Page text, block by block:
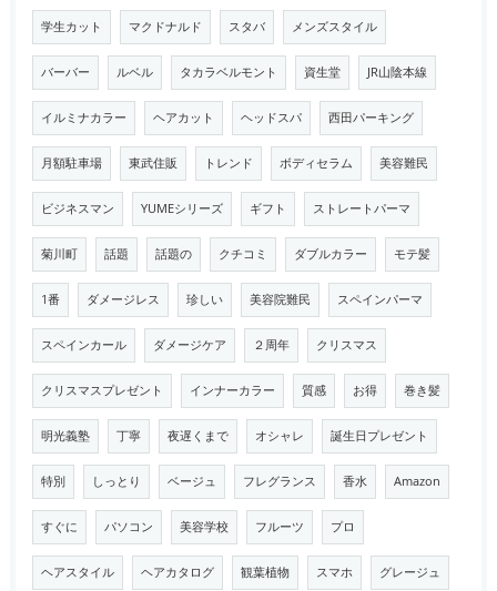
学生カット マクドナルド スタバ メンズスタイル
バーバー ルベル タカラベルモント 資生堂 JR山陰本線
イルミナカラー ヘアカット ヘッドスパ 西田パーキング
月額駐車場 東武住販 トレンド ボディセラム 美容難民
ビジネスマン YUMEシリーズ ギフト ストレートパーマ
菊川町 話題 話題の クチコミ ダブルカラー モテ髪
1番 ダメージレス 珍しい 美容院難民 スペインパーマ
スペインカール ダメージケア ２周年 クリスマス
クリスマスプレゼント インナーカラー 質感 お得 巻き髪
明光義塾 丁寧 夜遅くまで オシャレ 誕生日プレゼント
特別 しっとり ベージュ フレグランス 香水 Amazon
すぐに パソコン 美容学校 フルーツ プロ
ヘアスタイル ヘアカタログ 観葉植物 スマホ グレージュ